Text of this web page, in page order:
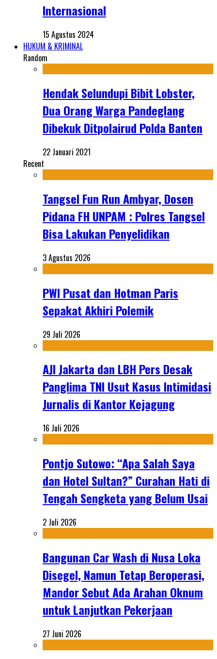
Internasional
15 Agustus 2024
HUKUM & KRIMINAL
Random
Hendak Selundupi Bibit Lobster,
Dua Orang Warga Pandeglang
Dibekuk Ditpolairud Polda Banten
22 Januari 2021
Recent
Tangsel Fun Run Ambyar, Dosen
Pidana FH UNPAM : Polres Tangsel
Bisa Lakukan Penyelidikan
3 Agustus 2026
PWI Pusat dan Hotman Paris
Sepakat Akhiri Polemik
29 Juli 2026
AJI Jakarta dan LBH Pers Desak
Panglima TNI Usut Kasus Intimidasi
Jurnalis di Kantor Kejagung
16 Juli 2026
Pontjo Sutowo: “Apa Salah Saya
dan Hotel Sultan?” Curahan Hati di
Tengah Sengketa yang Belum Usai
2 Juli 2026
Bangunan Car Wash di Nusa Loka
Disegel, Namun Tetap Beroperasi,
Mandor Sebut Ada Arahan Oknum
untuk Lanjutkan Pekerjaan
27 Juni 2026